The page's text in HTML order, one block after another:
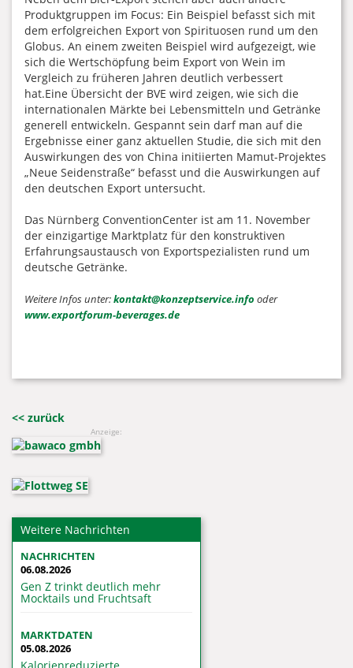
Produktgruppen im Focus: Ein Beispiel befasst sich mit
dem erfolgreichen Export von Spirituosen rund um den
Globus. An einem zweiten Beispiel wird aufgezeigt, wie
sich die Wertschöpfung beim Export von Wein im
Vergleich zu früheren Jahren deutlich verbessert
hat.Eine Übersicht der BVE wird zeigen, wie sich die
internationalen Märkte bei Lebensmitteln und Getränke
generell entwickeln. Gespannt sein darf man auf die
Ergebnisse einer ganz aktuellen Studie, die sich mit den
Auswirkungen des von China initiierten Mamut-Projektes
„Neue Seidenstraße“ befasst und die Auswirkungen auf
den deutschen Export untersucht.
Das Nürnberg ConventionCenter ist am 11. November
der einzigartige Marktplatz für den konstruktiven
Erfahrungsaustausch von Exportspezialisten rund um
deutsche Getränke.
Weitere Infos unter:kontakt@konzeptservice.info oder
www.exportforum-beverages.de
<< zurück
Anzeige:
Weitere Nachrichten
NACHRICHTEN
06.08.2026
Gen Z trinkt deutlich mehr
Mocktails und Fruchtsaft
MARKTDATEN
05.08.2026